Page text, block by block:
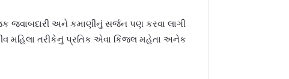
જવાબદારી અને કમાણીનું સર્જન પણ કરવા લાગી
મહિલા તરીકેનું પ્રતિક એવા કિંજલ મહેતા અનેક